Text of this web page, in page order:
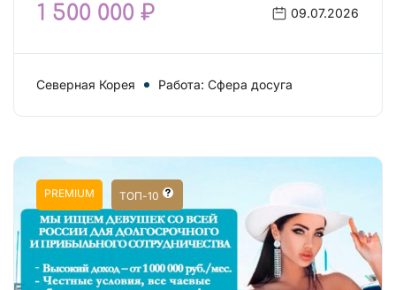
1 500 000 ₽ 09.07.2026
Северная Корея Работа: Сфера досуга
PREMIUM ТОП-10